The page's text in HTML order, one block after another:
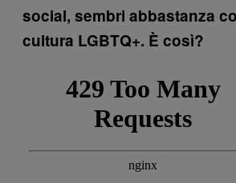
social, sembri abbastanza
cultura LGBTQ+. È così?